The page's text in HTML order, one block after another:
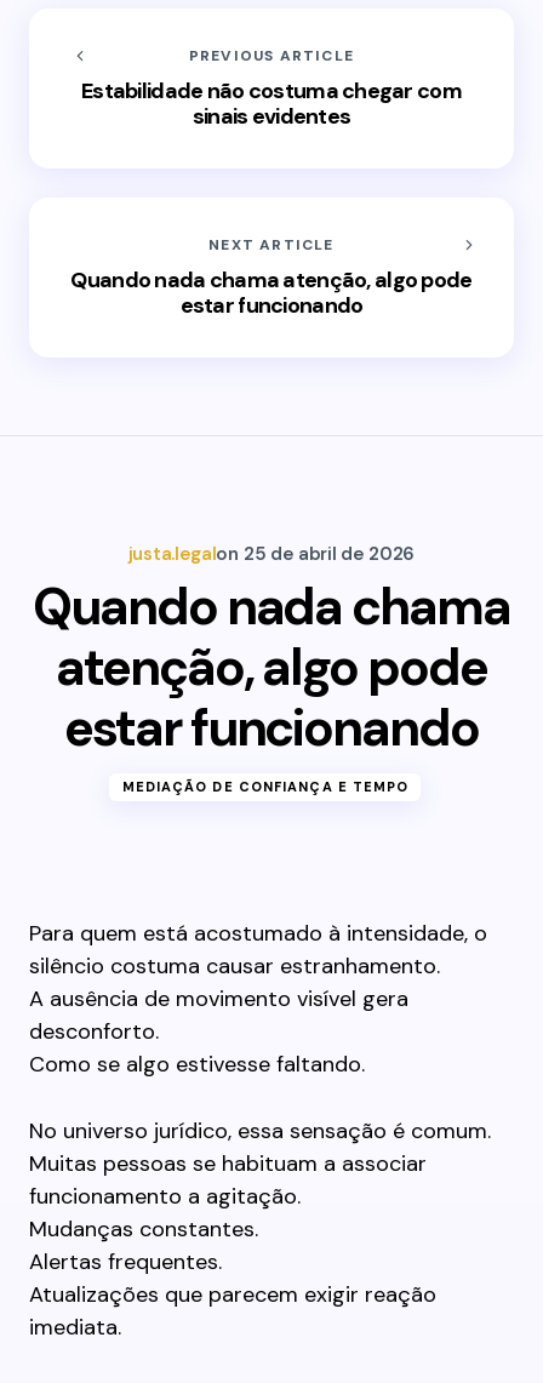
PREVIOUS ARTICLE
Estabilidade não costuma chegar com
sinais evidentes
NEXT ARTICLE
Quando nada chama atenção, algo pode
estar funcionando
justa.legalon 25 de abril de 2026
Quando nada chama
atenção, algo pode
estar funcionando
MEDIAÇÃO DE CONFIANÇA E TEMPO
Para quem está acostumado à intensidade, o
silêncio costuma causar estranhamento.
A ausência de movimento visível gera
desconforto.
Como se algo estivesse faltando.
No universo jurídico, essa sensação é comum.
Muitas pessoas se habituam a associar
funcionamento a agitação.
Mudanças constantes.
Alertas frequentes.
Atualizações que parecem exigir reação
imediata.